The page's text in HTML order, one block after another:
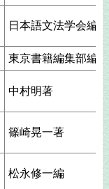
日本語文法学会編
東京書籍編集部編
中村明著
篠崎晃一著
松永修一編